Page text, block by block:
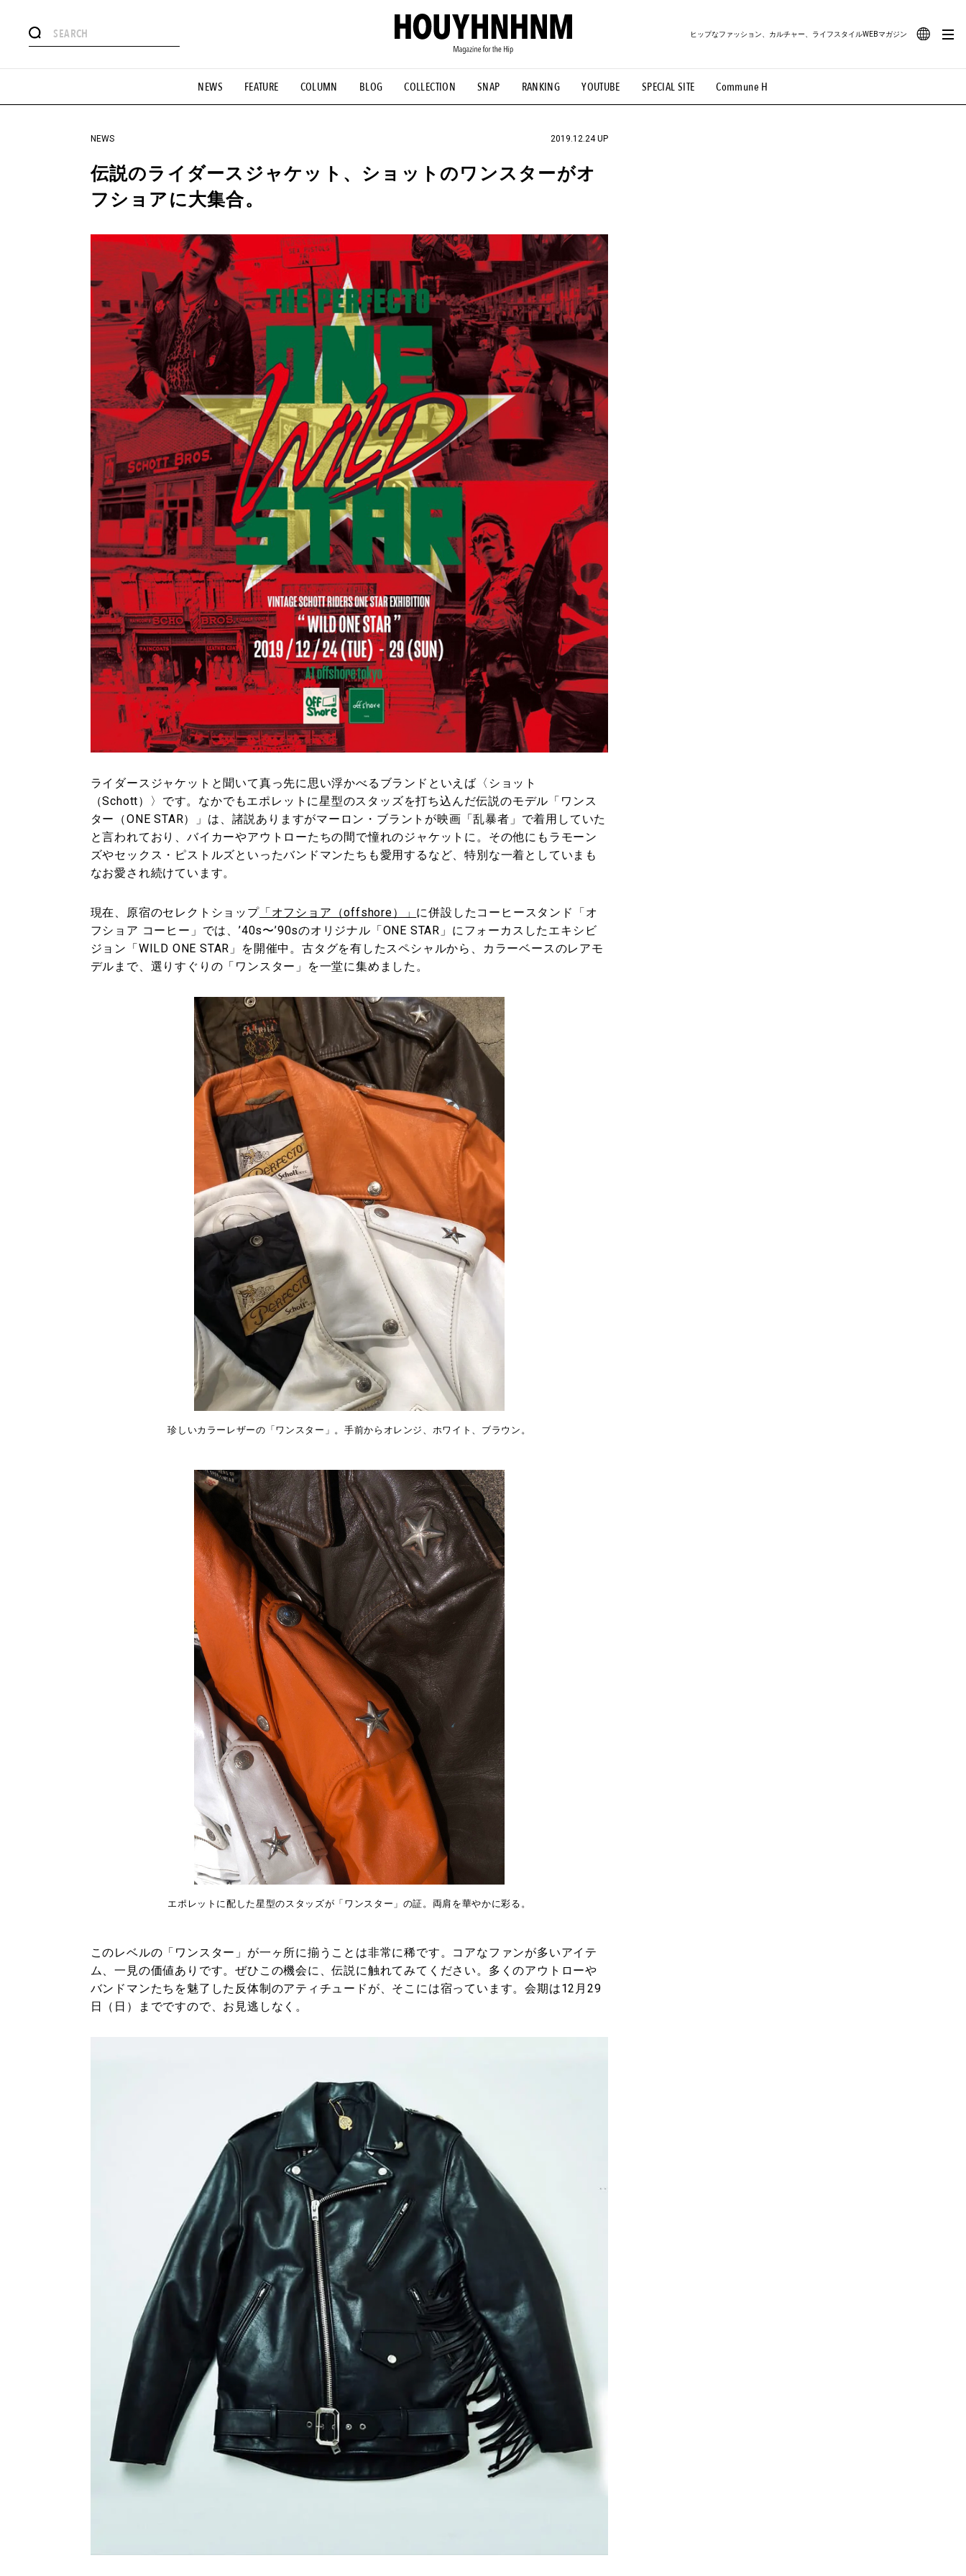
NEWS FEATURE COLUMN BLOG COLLECTION SNAP RANKING YOUTUBE SPECIAL SITE Commune H
ヒップなファッション、カルチャー、ライフスタイルWEBマガジン
#憧れの逸品 #ESSENTIAL DESIGNS #古着サミット #NEW VINTAGE #マイナーグッド図鑑 #路地裏てぃーん。 #MONTHLY JOURNAL
#GH 銘品の所以 #フイナムのYouTube #Commune H #FOCUS IT #AH.H #ととけん #FASHION #MUSIC #MOVIE #LIFESTYLE #SNEAKER #OUTDOOR
#HANDSOME HANDBOOK
NEWS 2019.12.24 UP
伝説のライダースジャケット、ショットのワンスターがオ
フショアに大集合。
ライダースジャケットと聞いて真っ先に思い浮かべるブランドといえば〈ショット
（Schott）〉です。なかでもエポレットに星型のスタッズを打ち込んだ伝説のモデル「ワンス
ター（ONE STAR）」は、諸説ありますがマーロン・ブラントが映画「乱暴者」で着用していた
と言われており、バイカーやアウトローたちの間で憧れのジャケットに。その他にもラモーン
ズやセックス・ピストルズといったバンドマンたちも愛用するなど、特別な一着としていまも
なお愛され続けています。
現在、原宿のセレクトショップ「オフショア（offshore）」 に併設したコーヒースタンド「オ
フショア コーヒー」では、’40s〜’90sのオリジナル「ONE STAR」にフォーカスしたエキシビ
ジョン「WILD ONE STAR」を開催中。古タグを有したスペシャルから、カラーベースのレアモ
デルまで、選りすぐりの「ワンスター」を一堂に集めました。
珍しいカラーレザーの「ワンスター」。手前からオレンジ、ホワイト、ブラウン。
エポレットに配した星型のスタッズが「ワンスター」の証。両肩を華やかに彩る。
このレベルの「ワンスター」が一ヶ所に揃うことは非常に稀です。コアなファンが多いアイテ
ム、一見の価値ありです。ぜひこの機会に、伝説に触れてみてください。多くのアウトローや
バンドマンたちを魅了した反体制のアティチュードが、そこには宿っています。会期は12月29
日（日）までですので、お見逃しなく。